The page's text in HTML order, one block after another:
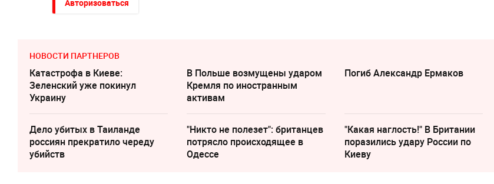
Авторизоваться
НОВОСТИ ПАРТНЕРОВ
Катастрофа в Киеве:
Зеленский уже покинул
Украину
В Польше возмущены ударом
Кремля по иностранным
активам
Погиб Александр Ермаков
Дело убитых в Таиланде
россиян прекратило череду
убийств
"Никто не полезет": британцев
потрясло происходящее в
Одессе
"Какая наглость!" В Британии
поразились удару России по
Киеву